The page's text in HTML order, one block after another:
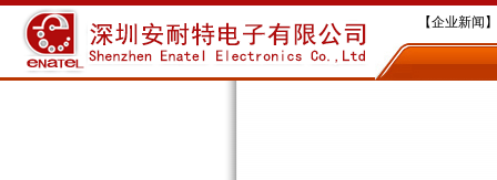
【企业新闻
【企业新闻
【企业新闻